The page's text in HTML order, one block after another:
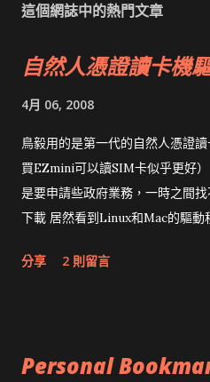
這個網誌中的熱門文章
自然人憑證讀卡機
4月 06, 2008
鳥毅用的是第一代的自然人憑證
買EZmini可以讀SIM卡似乎更好
是要申請些政府業務，一時之間
下載 居然看到Linux和Mac的驅動
分享 2 則留言
Personal